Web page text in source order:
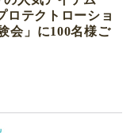
ロテクトローショ
会」に100名様ご